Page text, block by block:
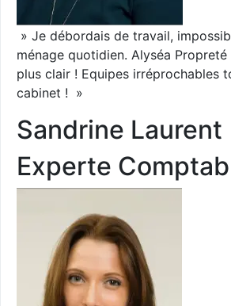
» Je débordais de travail,
ménage quotidien. Alyséa Propreté
plus clair ! Equipes irréprochables
cabinet ! »
Sandrine Laurent
Experte